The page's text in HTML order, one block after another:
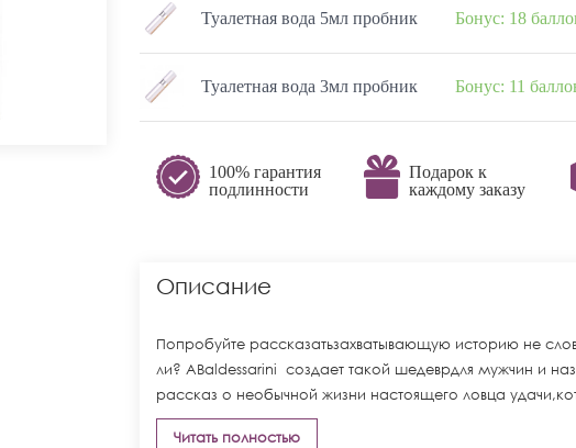
Туалетная вода 5мл пробник Бонус: 18
Туалетная вода 3мл пробник Бонус: 11
100% гарантия
подлинности
Подарок к
каждому заказу
Описание
Попробуйте рассказатьзахватывающую историю не
ли? АBaldessarini создает такой шедеврдля мужчин и
рассказ о необычной жизни настоящего ловца
Читать полностью